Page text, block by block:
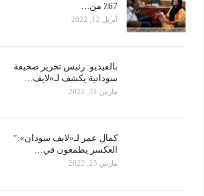
67٪ من…
أبريل 12, 2022
بالفيديو: رئيس تحرير صحيفة
سودانية يكشف لـ«لايف…
مارس 31, 2022
كمال عمر لـ«لايف سودان»:”
العكسر يطمعون في…
مارس 25, 2022